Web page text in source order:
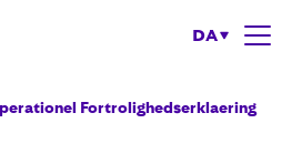
DA
Fortrolighedserklaering